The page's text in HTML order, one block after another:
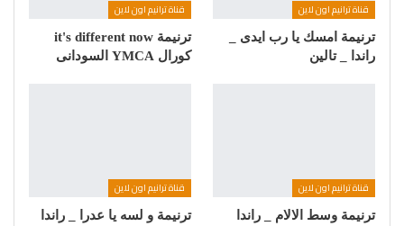
قناة ترانيم اون لاين
ترنيمة امسك يا رب ايدى _
راندا _ تالين
قناة ترانيم اون لاين
ترنيمة it's different now
كورال YMCA السودانى
قناة ترانيم اون لاين
ترنيمة وسط الالام _ راندا
قناة ترانيم اون لاين
ترنيمة و لسه يا عدرا _ راندا